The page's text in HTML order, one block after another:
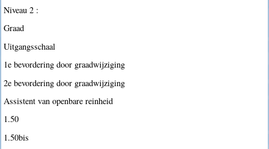
Niveau 2 :
Graad
Uitgangsschaal
1e bevordering door graadwijziging
2e bevordering door graadwijziging
Assistent van openbare reinheid
1.50
1.50bis